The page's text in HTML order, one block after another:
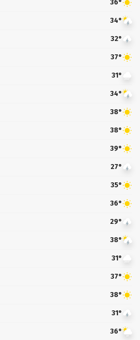
36°
34°
32°
37°
31°
34°
38°
38°
39°
27°
35°
36°
29°
38°
31°
37°
38°
31°
36°